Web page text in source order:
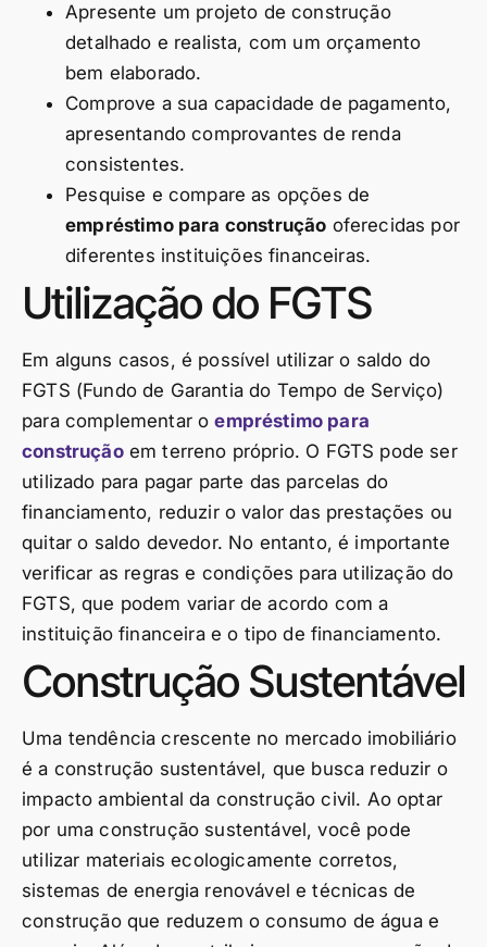
Apresente um projeto de construção
detalhado e realista, com um orçamento
bem elaborado.
Comprove a sua capacidade de pagamento,
apresentando comprovantes de renda
consistentes.
Pesquise e compare as opções de
empréstimo para construção oferecidas por
diferentes instituições financeiras.
Utilização do FGTS
Em alguns casos, é possível utilizar o saldo do
FGTS (Fundo de Garantia do Tempo de Serviço)
para complementar oempréstimo para
construção em terreno próprio. O FGTS pode ser
utilizado para pagar parte das parcelas do
financiamento, reduzir o valor das prestações ou
quitar o saldo devedor. No entanto, é importante
verificar as regras e condições para utilização do
FGTS, que podem variar de acordo com a
instituição financeira e o tipo de financiamento.
Construção Sustentável
Uma tendência crescente no mercado imobiliário
é a construção sustentável, que busca reduzir o
impacto ambiental da construção civil. Ao optar
por uma construção sustentável, você pode
utilizar materiais ecologicamente corretos,
sistemas de energia renovável e técnicas de
construção que reduzem o consumo de água e